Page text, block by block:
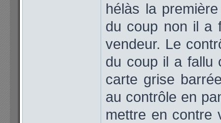
hélàs la
du coup non il a
vendeur. Le
du coup il a fallu
carte grise
au contrôle en
mettre en contre